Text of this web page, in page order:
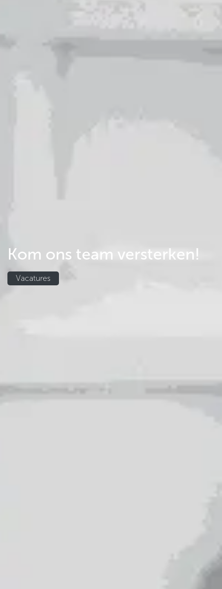
Kom ons team versterken!
Vacatures